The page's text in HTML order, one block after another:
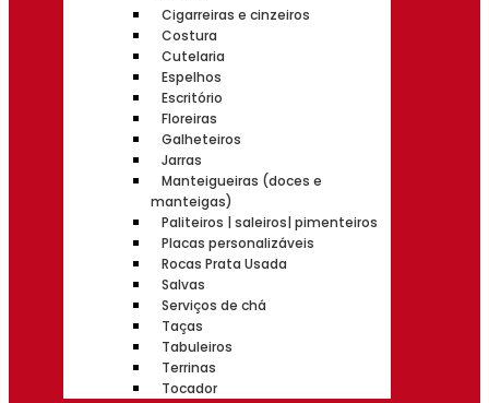
Cigarreiras e cinzeiros
Costura
Cutelaria
Espelhos
Escritório
Floreiras
Galheteiros
Jarras
Manteigueiras (doces e
manteigas)
Paliteiros | saleiros| pimenteiros
Placas personalizáveis
Rocas Prata Usada
Salvas
Serviços de chá
Taças
Tabuleiros
Terrinas
Tocador